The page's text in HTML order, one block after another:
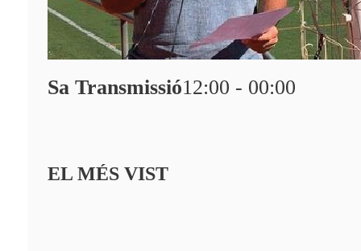
Sa Transmissió12:00 - 00:00
EL MÉS VIST